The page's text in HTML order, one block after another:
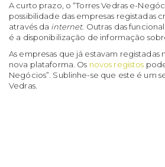
A curto prazo, o “Torres Vedras e-
possibilidade das empresas registadas
através da internet. Outras das
é a disponibilização de informação
As empresas que já estavam registadas
nova plataforma. Os novos registos
Negócios”. Sublinhe-se que este é um
Vedras.